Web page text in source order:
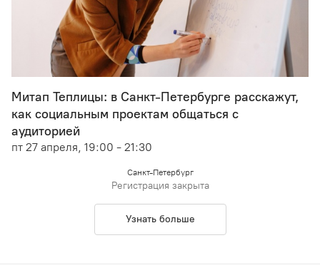
Митап Теплицы: в Санкт-Петербурге расскажут,
как социальным проектам общаться с
аудиторией
пт 27 апреля, 19:00 - 21:30
Санкт-Петербург
Регистрация закрыта
Узнать больше